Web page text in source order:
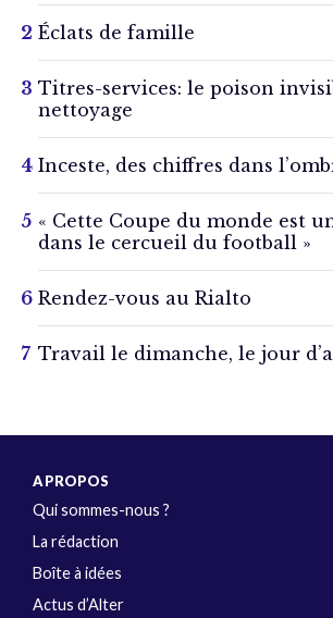
Éclats de famille
Titres-services: le poison
nettoyage
Inceste, des chiffres dans
« Cette Coupe du monde est
dans le cercueil du football »
Rendez-vous au Rialto
Travail le dimanche, le jour
A PROPOS
Qui sommes-nous ?
La rédaction
Boîte à idées
Actus d’Alter